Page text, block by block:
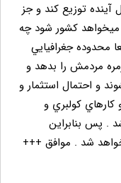
توزيع كند و جز
ميخواهد كشور شود چه
محدوده جغرافيايي
مردمش را بدهد و
و احتمال استثمار و
كولبري و
. پس بنابراين
شد . موافق +++